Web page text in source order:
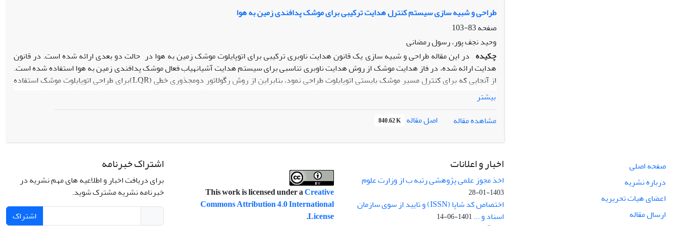
طراحی و شبیه سازی سیستم کنترل هدایت ترکیبی برای موشک پدافندی زمین به هوا
صفحه83-103
وحید نجف پور، رسول رمضانی
چکیده در این مقاله طراحی و شبیه سازی یک قانون هدایت ناوبری ترکیبی برای اتوپایلوت موشک زمین به هوا در حالت دو بعدی ارائه شده است. در قانون
هدایت ارائه شده، در فاز هدایت موشک از روش هدایت ناوبری تناسبی برای سیستم هدایت آشیانه­یاب فعال موشک پدافندی زمین به هوا استفاده شده است.
از آنجایی که برای کنترل مسیر موشک بایستی اتوپایلوت طراحی نمود، بنابراین از روش رگولاتور دومجذوری خطی (LQR)برای طراحی اتوپایلوت موشک استفاده
می­کنیم. با استفاده از سیستم هدایت و اتوپایلوت طراحی شده و همچنین استفاده از جستجوگر برای تخمین بُرد و سرعت نزدیکی موشک به هدف، طراحی
سیستم حلقه‌بسته کامل می‌شود. نتایج شبیه­سازی سیستم طراحی شده نشان می‌دهد که با استفاده از طرح ارائه شده برای سیستم کنترل کلی، موشک توانسته
است به خوبی هدف با سرعت ثابت را ردیابی و به آن برخورد نماید.
بیشتر
مشاهده مقاله
اصل مقاله 840.62 K
صفحه اصلی
درباره نشریه
اعضای هیات تحریریه
ارسال مقاله
اخبار و اعلانات
اخذ مجوز علمی پژوهشی رتبه ب از وزارت علوم
1403-01-28
اختصاص کد شاپا (ISSN) و تایید از سوی سازمان
اسناد و ...1401-06-14
This work is licensed under aCreative
Commons Attribution 4.0 International
License
.
اشتراک خبرنامه
برای دریافت اخبار و اطلاعیه های مهم نشریه در
خبرنامه نشریه مشترک شوید.
اشتراک